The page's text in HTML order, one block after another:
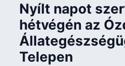
Nyílt napot
hétvégén az
Telepen